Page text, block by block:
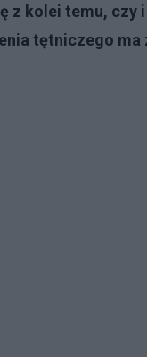
z kolei temu, czy i
tętniczego ma